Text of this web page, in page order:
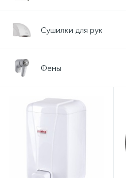
Сушилки для рук
Фены